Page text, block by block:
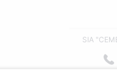
SIA